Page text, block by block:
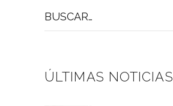
por:
ÚLTIMAS NOTICIAS